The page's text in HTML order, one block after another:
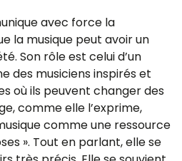
avec force la
la musique peut avoir un
Son rôle est celui d’un
des musiciens inspirés et
où ils peuvent changer des
comme elle l’exprime,
comme une ressource
». Tout en parlant, elle se